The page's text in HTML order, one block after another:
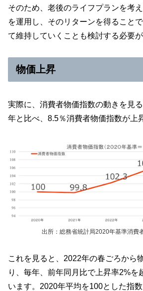
そのため、老後のライフプランを考
を運用し、そのリターンを得ること
て維持していくことも検討する必要が
物価上昇
実際に、消費者物価指数の動きを見
年と比べ、8.5％消費者物価指数が上
出所：総務省統計局2020年基準消費
これを見ると、2022年の春ごろから
り、毎年、前年同月比で上昇率2%を
います。2020年平均を100とした指